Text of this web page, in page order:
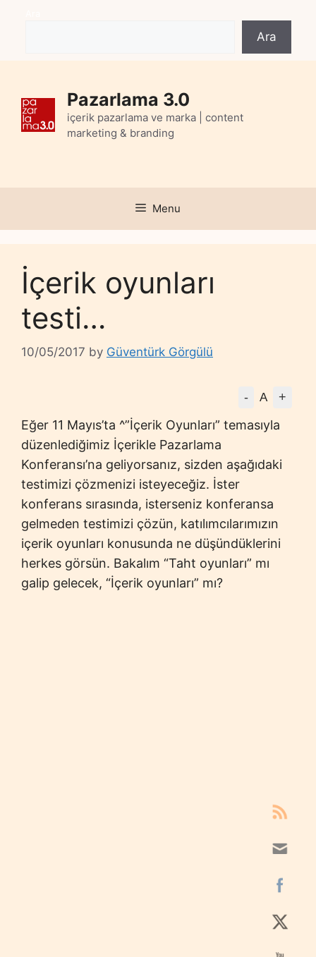
Ara
Pazarlama 3.0
içerik pazarlama ve marka | content
marketing & branding
Menu
İçerik oyunları
testi…
10/05/2017 by Güventürk Görgülü
- A +
Eğer 11 Mayıs’ta ^”İçerik Oyunları” temasıyla
düzenlediğimiz İçerikle Pazarlama
Konferansı’na geliyorsanız, sizden aşağıdaki
testimizi çözmenizi isteyeceğiz. İster
konferans sırasında, isterseniz konferansa
gelmeden testimizi çözün, katılımcılarımızın
içerik oyunları konusunda ne düşündüklerini
herkes görsün. Bakalım “Taht oyunları” mı
galip gelecek, “İçerik oyunları” mı?